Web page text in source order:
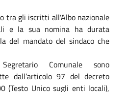
tra gli iscritti all'Albo nazionale
e la sua nomina ha durata
del mandato del sindaco che
Comunale sono
dall’articolo 97 del decreto
(Testo Unico sugli enti locali),